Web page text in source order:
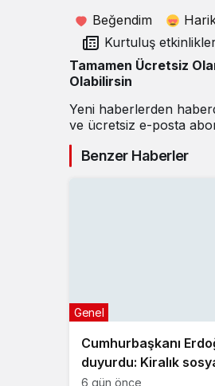
Beğendim
başladı
Tamamen Ücretsiz
Olabilirsin
Yeni haberlerden
ve ücretsiz e-posta
Benzer Haberler
Cumhurbaşkanı
duyurdu: Kiralık
projesi eylülde
Genel
6 gün önce